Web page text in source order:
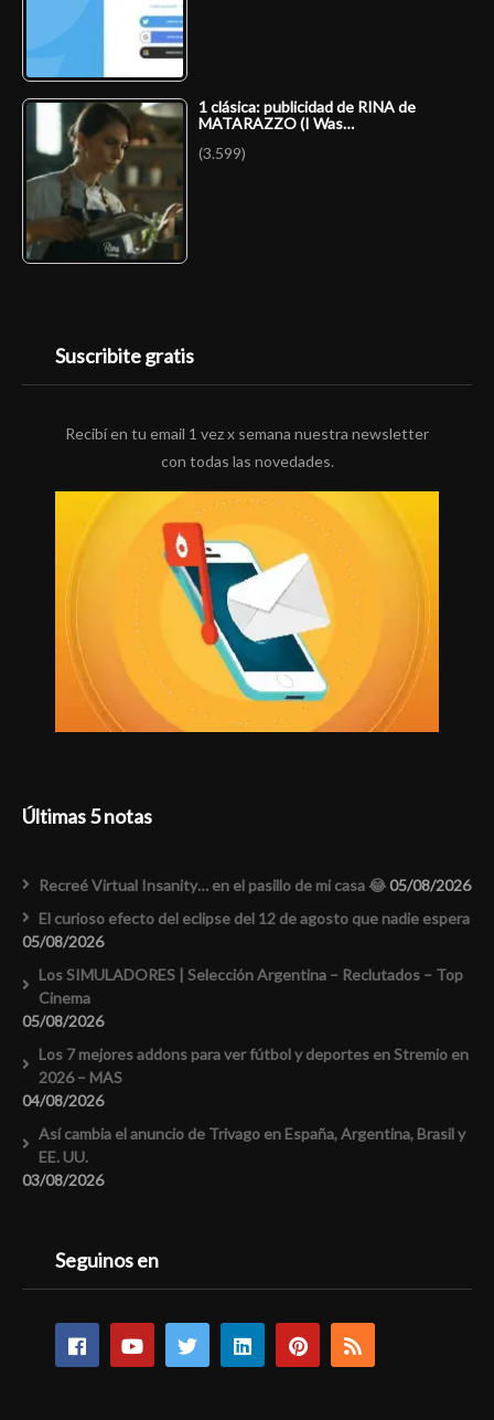
1 clásica: publicidad de RINA de
MATARAZZO (I Was…
(3.599)
Suscribite gratis
Recibí en tu email 1 vez x semana nuestra newsletter
con todas las novedades.
Últimas 5 notas
Recreé Virtual Insanity… en el pasillo de mi casa 😂05/08/2026
El curioso efecto del eclipse del 12 de agosto que nadie espera
05/08/2026
Los SIMULADORES | Selección Argentina – Reclutados – Top
Cinema
05/08/2026
Los 7 mejores addons para ver fútbol y deportes en Stremio en
2026 – MAS
04/08/2026
Así cambia el anuncio de Trivago en España, Argentina, Brasil y
EE. UU.
03/08/2026
Seguinos en